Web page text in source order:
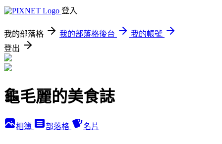
登入
我的部落格 我的部落格後台
我的帳號
登出
龜毛麗的美食誌
相簿 部落格 名片